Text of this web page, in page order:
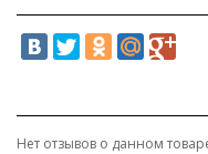
Нет отзывов о данном